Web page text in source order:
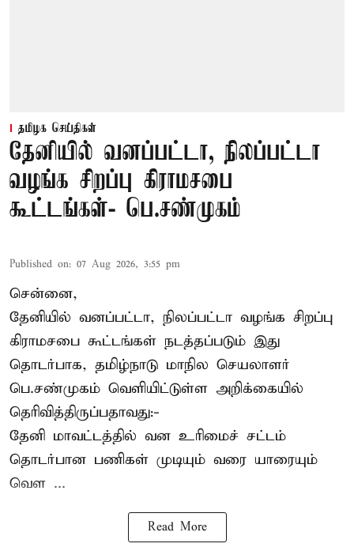
தமிழக செய்திகள்
தேனியில் வனப்பட்டா, நிலப்பட்டா
வழங்க சிறப்பு கிராமசபை
கூட்டங்கள்- பெ.சண்முகம்
Published on: 07 Aug 2026, 3:55 pm
சென்னை,
தேனியில் வனப்பட்டா, நிலப்பட்டா வழங்க சிறப்பு
கிராமசபை கூட்டங்கள் நடத்தப்படும் இது
தொடர்பாக, தமிழ்நாடு மாநில செயலாளர்
பெ.சண்முகம் வெளியிட்டுள்ள அறிக்கையில்
தெரிவித்திருப்பதாவது:-
தேனி மாவட்டத்தில் வன உரிமைச் சட்டம்
தொடர்பான பணிகள் முடியும் வரை யாரையும்
வெள ...
Read More